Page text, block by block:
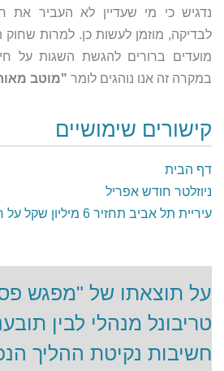
נדגיש כי מי שעדיין לא העביר את
לבדיקה, מוזמן לעשות כן. למרות שחוק
מועדים ברורים להגשת השגות על
במקרה זה אנו נוהגים לומר "מוטב
קישורים שימושיים
דף הבית
ניוזלטר חודש אפריל
עיריית תל אביב תחזיר 6 מיליון שקל על חיוב כפול באגרות ביוב
על תוצאתו של "מפגש
טריבונל מנהלי לבין
חשיבות נקיטת ההליך